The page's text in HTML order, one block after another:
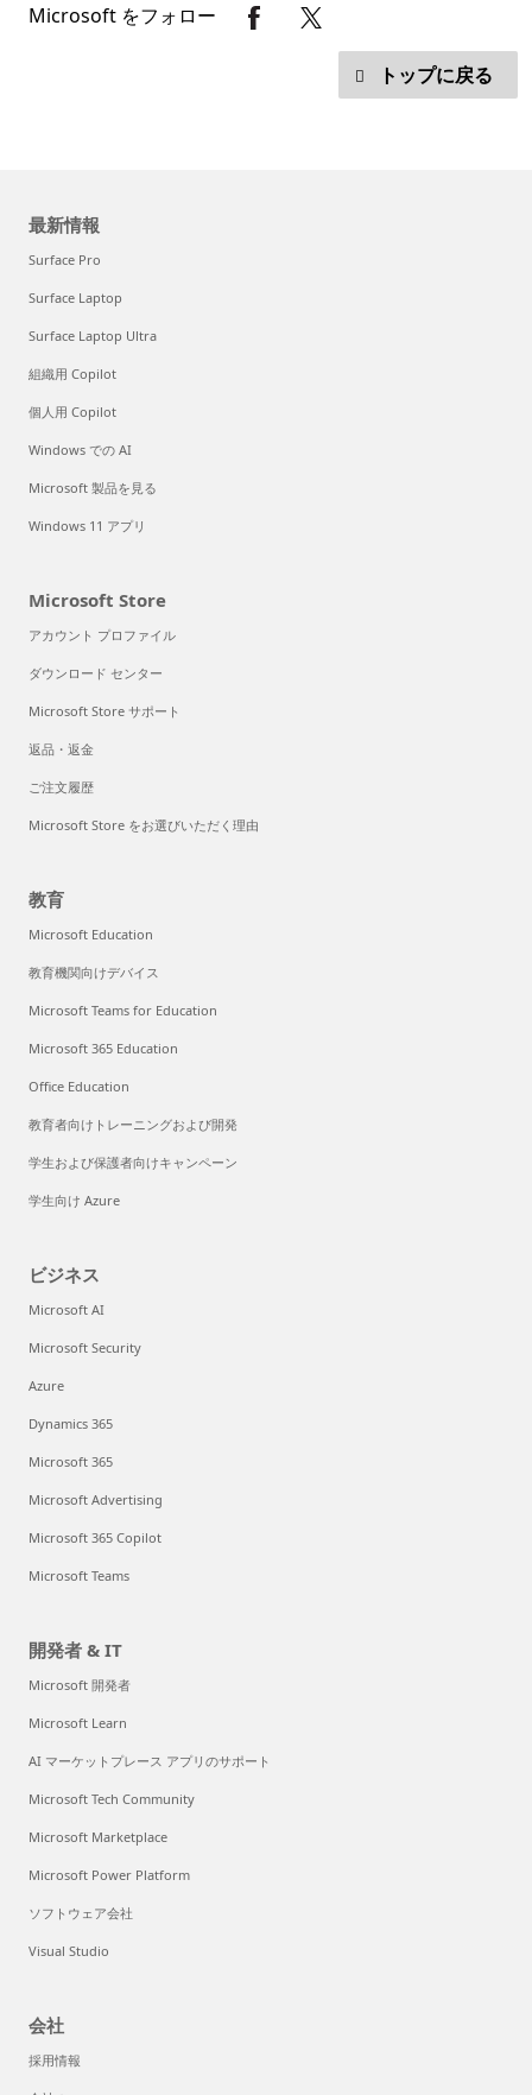
Microsoft をフォロー
トップに戻る
最新情報
Surface Pro
Surface Laptop
Surface Laptop Ultra
組織用 Copilot
個人用 Copilot
Windows での AI
Microsoft 製品を見る
Windows 11 アプリ
Microsoft Store
アカウント プロファイル
ダウンロード センター
Microsoft Store サポート
返品・返金
ご注文履歴
Microsoft Store をお選びいただく理由
教育
Microsoft Education
教育機関向けデバイス
Microsoft Teams for Education
Microsoft 365 Education
Office Education
教育者向けトレーニングおよび開発
学生および保護者向けキャンペーン
学生向け Azure
ビジネス
Microsoft AI
Microsoft Security
Azure
Dynamics 365
Microsoft 365
Microsoft Advertising
Microsoft 365 Copilot
Microsoft Teams
開発者 & IT
Microsoft 開発者
Microsoft Learn
AI マーケットプレース アプリのサポート
Microsoft Tech Community
Microsoft Marketplace
Microsoft Power Platform
ソフトウェア会社
Visual Studio
会社
採用情報